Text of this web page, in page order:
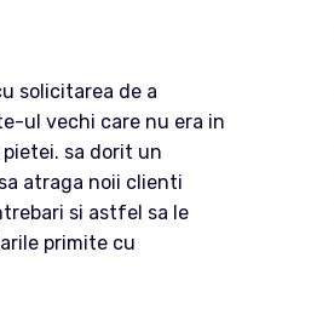
solicitarea de a
ul vechi care nu era in
sa dorit un
atraga noii clienti
si astfel sa le
primite cu